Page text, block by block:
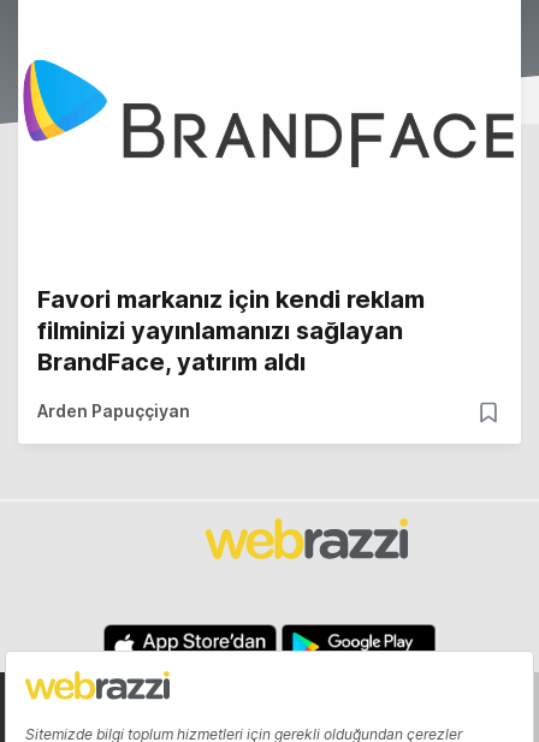
Favori markanız için kendi reklam
filminizi yayınlamanızı sağlayan
BrandFace, yatırım aldı
Arden Papuççiyan